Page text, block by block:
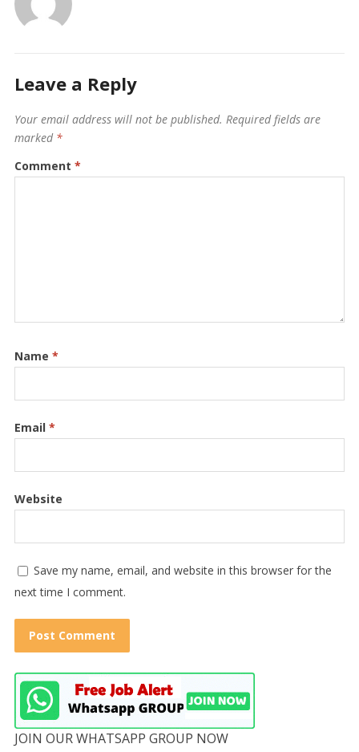
Leave a Reply
Your email address will not be published. Required fields are
marked *
Comment *
Name *
Email *
Website
Save my name, email, and website in this browser for the
next time I comment.
JOIN OUR WHATSAPP GROUP NOW